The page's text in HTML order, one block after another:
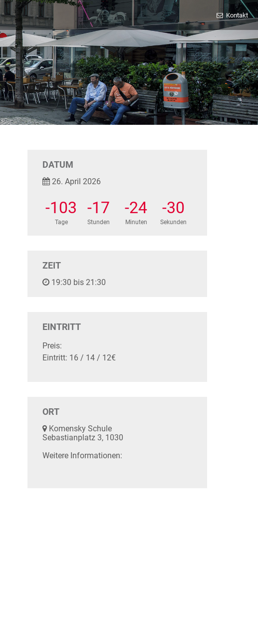
Kontakt
DATUM
26. April 2026
-103
Tage
-17
Stunden
-24
Minuten
-30
Sekunden
ZEIT
19:30 bis 21:30
EINTRITT
Preis:
Eintritt: 16 / 14 / 12€
ORT
Komensky Schule
Sebastianplatz 3, 1030
Weitere Informationen: